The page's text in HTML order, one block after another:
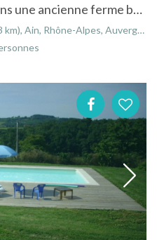
Gîte "Le Grenier d'Elisa" dans une ancienne ferme bressane
Alpes, Auvergne-Rhône-Alpes, France